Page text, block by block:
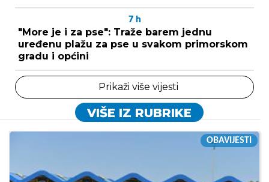
7 h
"More je i za pse": Traže barem jednu
uređenu plažu za pse u svakom primorskom
gradu i općini
Prikaži više vijesti
VIŠE IZ RUBRIKE
OBAVIJESTI